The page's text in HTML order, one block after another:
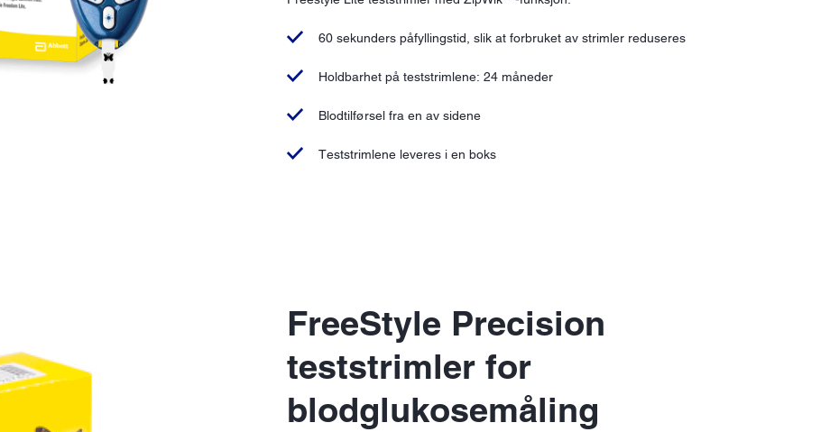
60 sekunders påfyllingstid, slik at forbruket av strimler reduseres
Holdbarhet på teststrimlene: 24 måneder
Blodtilførsel fra en av sidene
Teststrimlene leveres i en boks
FreeStyle Precision
teststrimler for
blodglukosemåling